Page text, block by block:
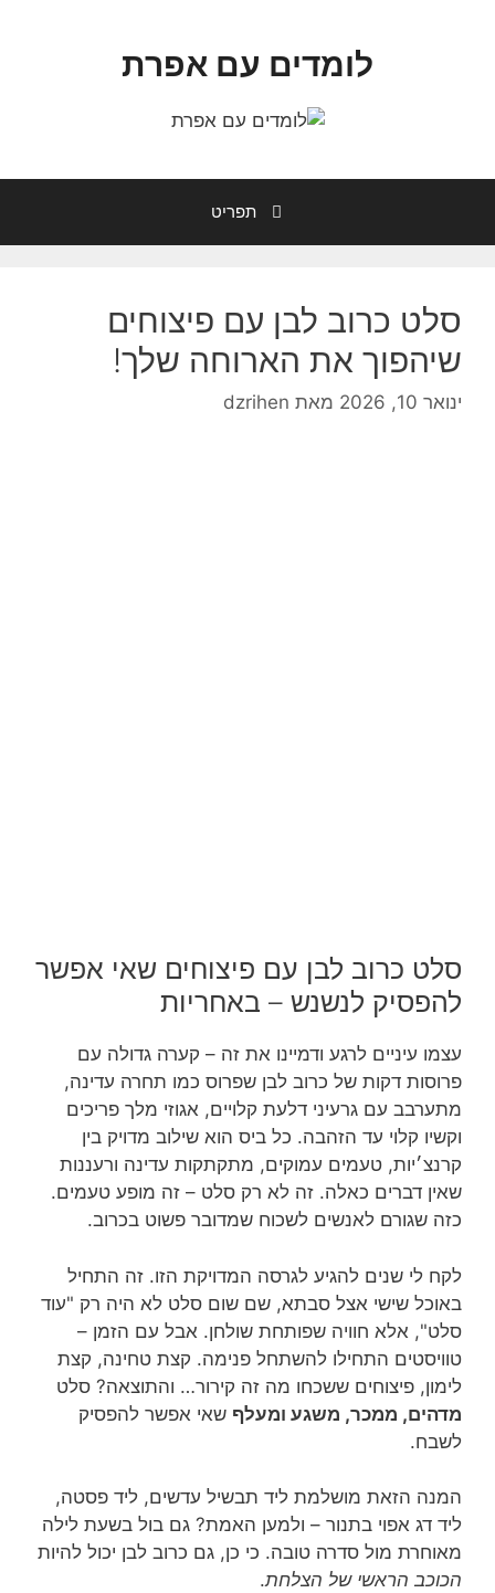
לומדים עם אפרת
תפריט
סלט כרוב לבן עם פיצוחים
שיהפוך את הארוחה שלך!
ינואר 10, 2026 מאת dzrihen
סלט כרוב לבן עם פיצוחים שאי אפשר
להפסיק לנשנש – באחריות
עצמו עיניים לרגע ודמיינו את זה – קערה גדולה עם
פרוסות דקות של כרוב לבן שפרוס כמו תחרה עדינה,
מתערבב עם גרעיני דלעת קלויים, אגוזי מלך פריכים
וקשיו קלוי עד הזהבה. כל ביס הוא שילוב מדויק בין
קרנצ׳יות, טעמים עמוקים, מתקתקות עדינה ורעננות
שאין דברים כאלה. זה לא רק סלט – זה מופע טעמים.
כזה שגורם לאנשים לשכוח שמדובר פשוט בכרוב.
לקח לי שנים להגיע לגרסה המדויקת הזו. זה התחיל
באוכל שישי אצל סבתא, שם שום סלט לא היה רק "עוד
סלט", אלא חוויה שפותחת שולחן. אבל עם הזמן –
טוויסטים התחילו להשתחל פנימה. קצת טחינה, קצת
לימון, פיצוחים ששכחו מה זה קירור… והתוצאה? סלט
מדהים, ממכר, משגע ומעלף שאי אפשר להפסיק
לשבח.
המנה הזאת מושלמת ליד תבשיל עדשים, ליד פסטה,
ליד דג אפוי בתנור – ולמען האמת? גם בול בשעת לילה
מאוחרת מול סדרה טובה. כי כן, גם כרוב לבן יכול להיות
הכוכב הראשי של הצלחת.